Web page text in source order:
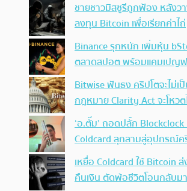
ชายชาวมิสซูรีถูกฟ้อง หลัง
ลงทุน Bitcoin เพื่อเรียกค่าไถ่
Binance รุกหนัก เพิ่มหุ้น
ตลาดสปอต พร้อมแคมเปญ
Bitwise ฟันธง คริปโตจะไม่เ
กฎหมาย Clarity Act จะโหว
‘อ.ตั๊ม’ ถอดปลั้ก
Coldcard ลุกลามสู่อุปกรณ์ค
เหยื่อ Coldcard ใช้ Bitcoin
คืนเงิน ตัดพ้อชีวิตโอนกลับ